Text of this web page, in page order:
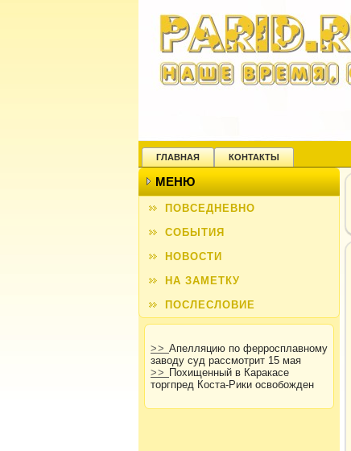
ГЛАВНАЯ КОНТАКТЫ
МЕНЮ
ПОВСЕДНЕВНО
СОБЫТИЯ
НОВОСТИ
НА ЗАМЕТКУ
ПОСЛЕСЛОВИЕ
>> Апелляцию по ферросплавному
заводу суд рассмотрит 15 мая
>> Похищенный в Каракасе
торгпред Коста-Рики освобожден